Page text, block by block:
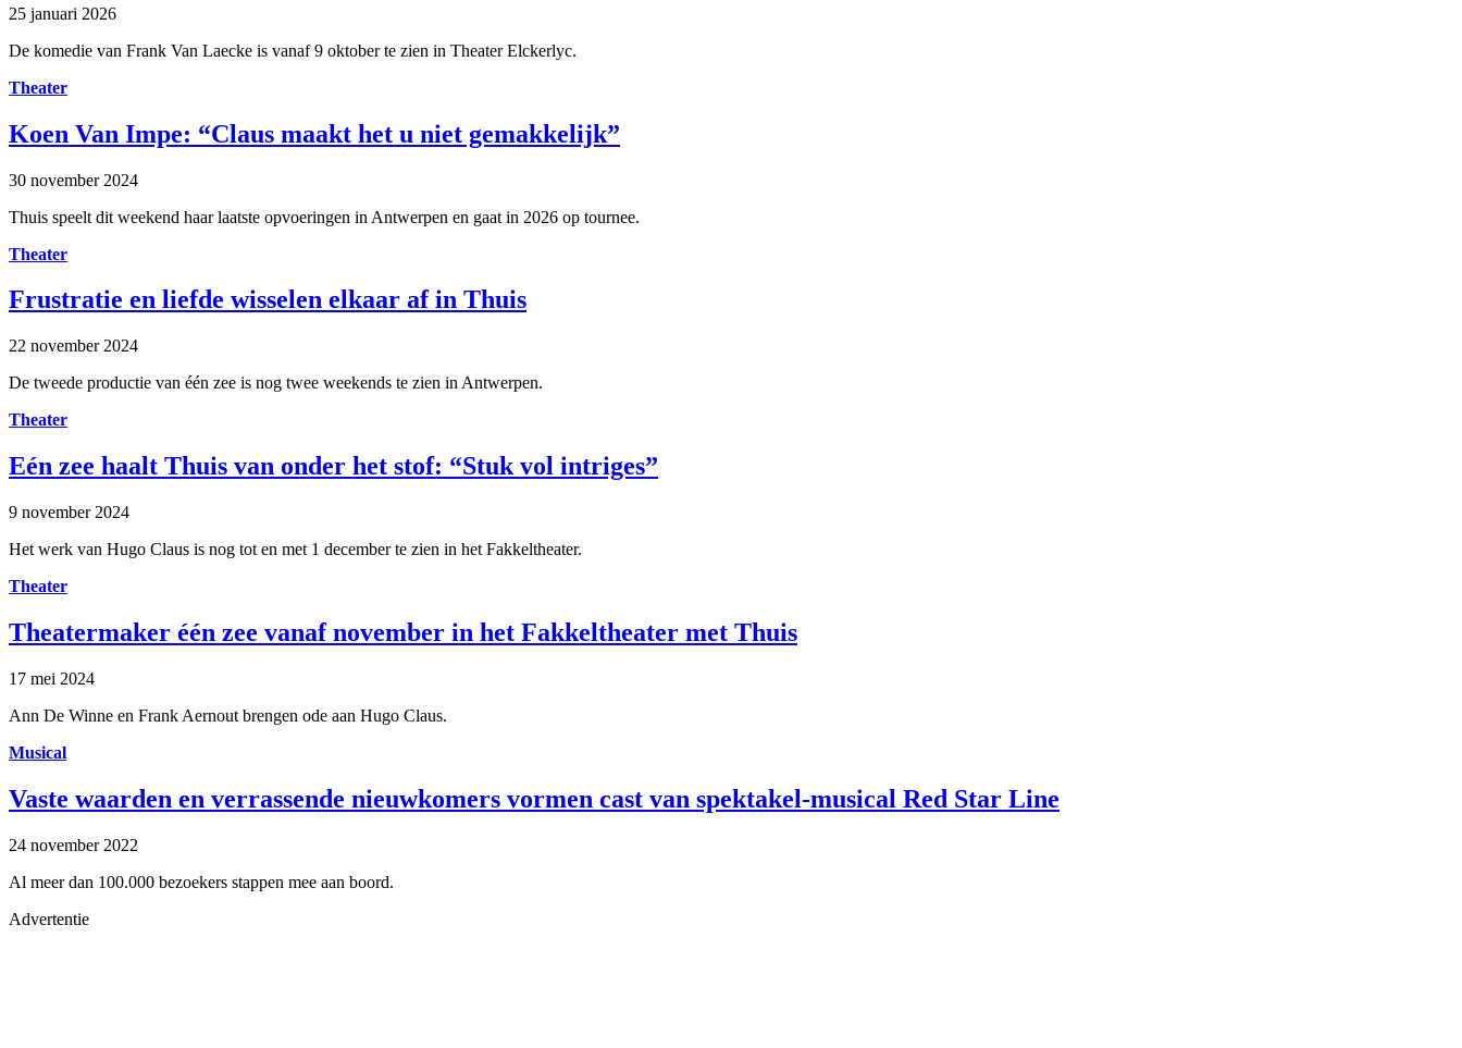
25 januari 2026
De komedie van Frank Van Laecke is vanaf 9 oktober te zien in Theater Elckerlyc.
Theater
Koen Van Impe: “Claus maakt het u niet gemakkelijk”
30 november 2024
Thuis speelt dit weekend haar laatste opvoeringen in Antwerpen en gaat in 2026 op tournee.
Theater
Frustratie en liefde wisselen elkaar af in Thuis
22 november 2024
De tweede productie van één zee is nog twee weekends te zien in Antwerpen.
Theater
Eén zee haalt Thuis van onder het stof: “Stuk vol intriges”
9 november 2024
Het werk van Hugo Claus is nog tot en met 1 december te zien in het Fakkeltheater.
Theater
Theatermaker één zee vanaf november in het Fakkeltheater met Thuis
17 mei 2024
Ann De Winne en Frank Aernout brengen ode aan Hugo Claus.
Musical
Vaste waarden en verrassende nieuwkomers vormen cast van spektakel-musical Red Star Line
24 november 2022
Al meer dan 100.000 bezoekers stappen mee aan boord.
Advertentie